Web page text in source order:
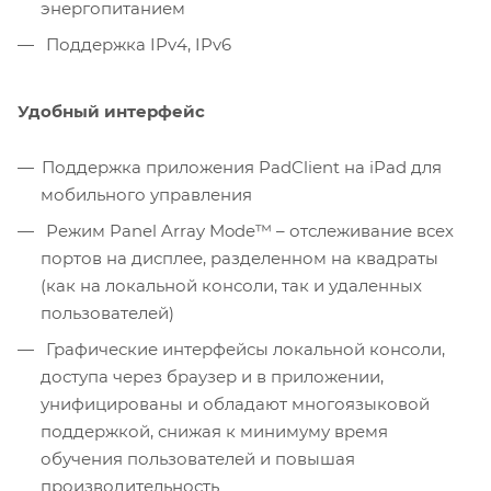
энергопитанием
Поддержка IPv4, IPv6
Удобный интерфейс
Поддержка приложения PadClient на iPad для
мобильного управления
Режим Panel Array Mode™ – отслеживание всех
портов на дисплее, разделенном на квадраты
(как на локальной консоли, так и удаленных
пользователей)
Графические интерфейсы локальной консоли,
доступа через браузер и в приложении,
унифицированы и обладают многоязыковой
поддержкой, снижая к минимуму время
обучения пользователей и повышая
производительность